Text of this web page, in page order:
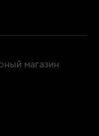
магазин